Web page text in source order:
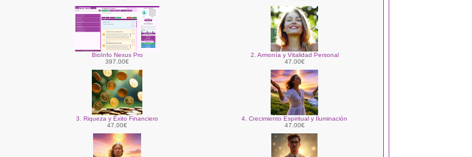
BioInfo Nexus Pro
397.00€
2. Armonía y Vitalidad Personal
47.00€
3. Riqueza y Éxito Financiero
47.00€
4. Crecimiento Espiritual y Iluminación
47.00€